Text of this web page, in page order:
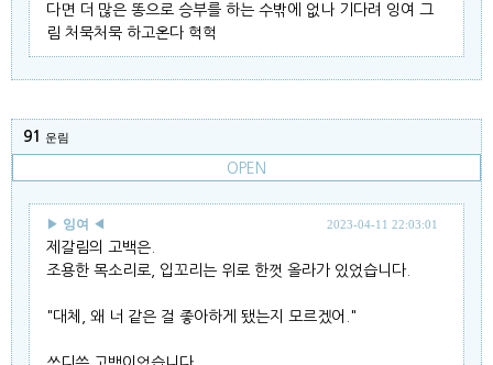
다면 더 많은 똥으로 승부를 하는 수밖에 없나 기다려 잉여 그
림 처묵처묵 하고온다 헉헉
91 운림
OPEN
▶ 잉여 ◀ 2023-04-11 22:03:01
제갈림의 고백은.
조용한 목소리로, 입꼬리는 위로 한껏 올라가 있었습니다.
"대체, 왜 너 같은 걸 좋아하게 됐는지 모르겠어."